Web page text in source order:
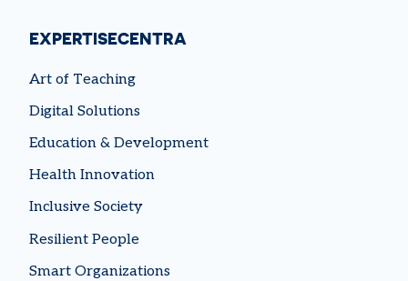
EXPERTISECENTRA
Art of Teaching
Digital Solutions
Education & Development
Health Innovation
Inclusive Society
Resilient People
Smart Organizations